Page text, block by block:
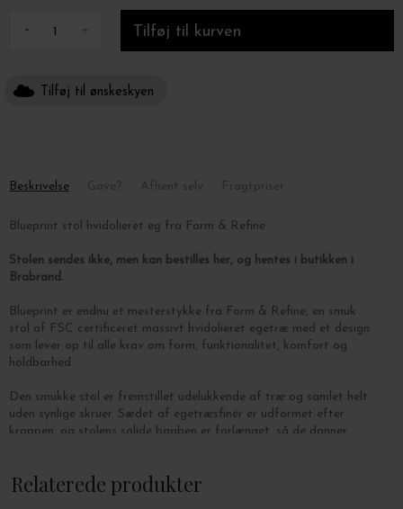
- +
Tilføj til ønskeskyen
Beskrivelse
Blueprint stol hvidolieret eg fra Form & Refine
Stolen sendes ikke, men kan bestilles her, og hentes i butikken i
Brabrand.
Blueprint er endnu et mesterstykke fra Form & Refine, en smuk
stol af FSC certificeret massivt hvidolieret egetræ med et design
som lever op til alle krav om form, funktionalitet, komfort og
holdbarhed.
Den smukke stol er fremstillet udelukkende af træ og samlet helt
uden synlige skruer. Sædet af egetræsfinér er udformet efter
kroppen, og stolens solide bagben er forlænget, så de danner
En yderligere praktisk og vigtig detalje er, at du kan stable helt
Relaterede produkter